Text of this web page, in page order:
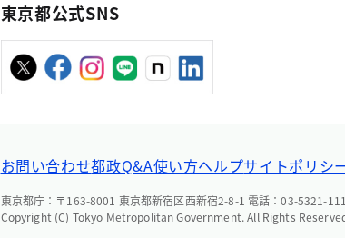
東京都公式SNS
お問い合わせ都政Q&A使い方ヘルプサイトポリシ
東京都庁：〒163-8001 東京都新宿区西新宿2-8-1 電話：03-5321-
Copyright (C) Tokyo Metropolitan Government. All Rights